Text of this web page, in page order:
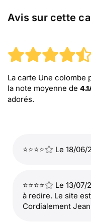
Avis sur cette
La carte Une colombe
la note moyenne de 4.1
adorés.
⭐⭐⭐⭐ Le 18/06/
⭐⭐⭐⭐
Le 13/07/
à redire. Le site
Cordialement